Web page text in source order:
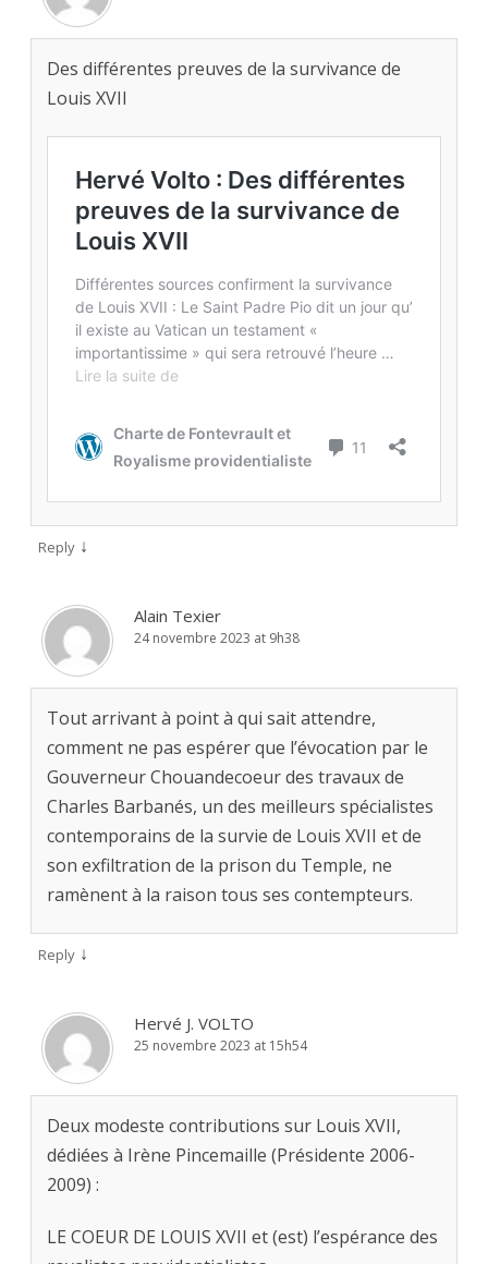
Des différentes preuves de la survivance de
Louis XVII
Reply ↓
Alain Texier
24 novembre 2023 at 9h38
Tout arrivant à point à qui sait attendre,
comment ne pas espérer que l’évocation par le
Gouverneur Chouandecoeur des travaux de
Charles Barbanés, un des meilleurs spécialistes
contemporains de la survie de Louis XVII et de
son exfiltration de la prison du Temple, ne
ramènent à la raison tous ses contempteurs.
Reply ↓
Hervé J. VOLTO
25 novembre 2023 at 15h54
Deux modeste contributions sur Louis XVII,
dédiées à Irène Pincemaille (Présidente 2006-
2009) :
LE COEUR DE LOUIS XVII et (est) l’espérance des